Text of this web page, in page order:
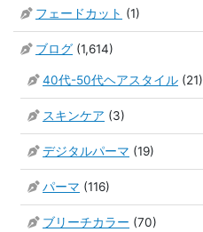
フェードカット (1)
ブログ (1,614)
40代-50代ヘアスタイル (21)
スキンケア (3)
デジタルパーマ (19)
パーマ (116)
ブリーチカラー (70)